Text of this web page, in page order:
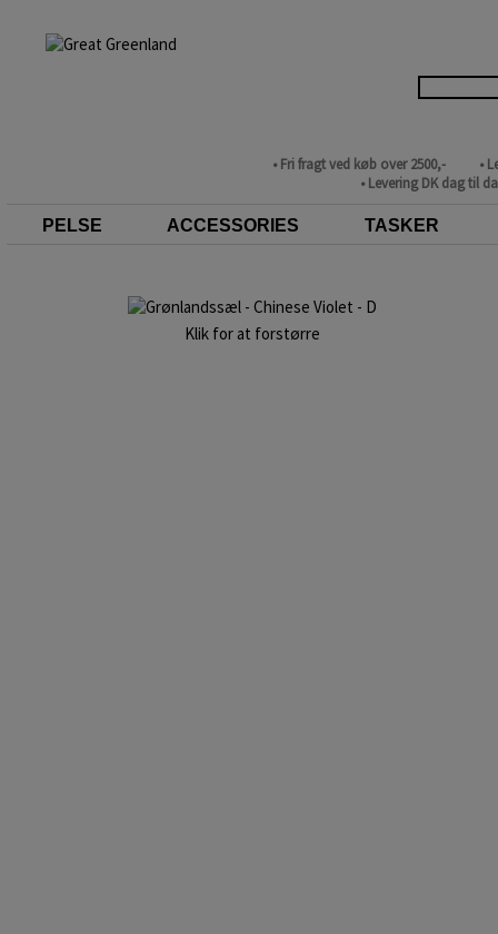
• Fri fragt ved køb over 2500,-
•
• Levering DK dag til
PELSE ACCESSORIES TASKER
Klik for at forstørre